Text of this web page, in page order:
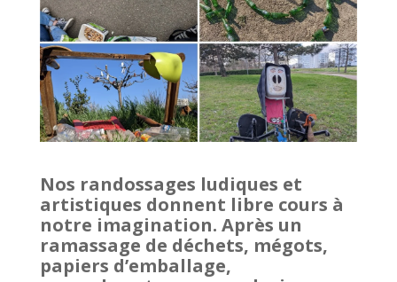
Nos randossages ludiques et
artistiques donnent libre cours à
notre imagination. Après un
ramassage de déchets, mégots,
papiers d’emballage,